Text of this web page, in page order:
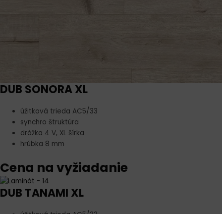
DUB SONORA XL
úžitková trieda AC5/33
synchro štruktúra
drážka 4 V, XL šírka
hrúbka 8 mm
Cena na vyžiadanie
DUB TANAMI XL